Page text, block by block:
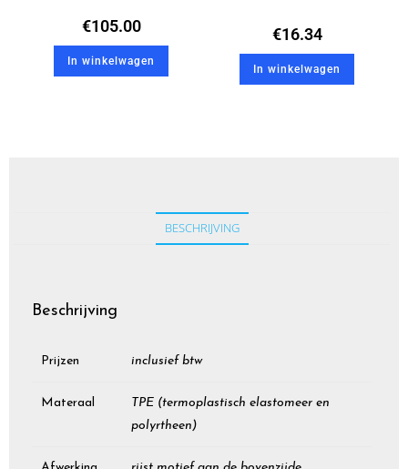
€105.00
In winkelwagen
€16.34
In winkelwagen
BESCHRIJVING
Beschrijving
Prijzen inclusief btw
Materaal
TPE (termoplastisch elastomeer en
polyrtheen)